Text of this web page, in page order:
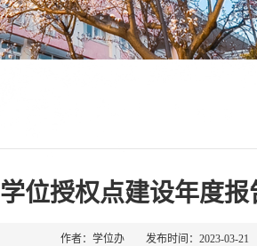
学位授权点建设年度报
作者：学位办 发布时间：2023-03-